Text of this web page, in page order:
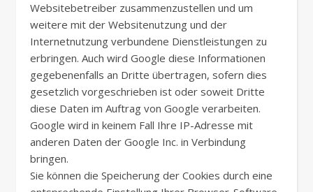
Websitebetreiber zusammenzustellen und um
weitere mit der Websitenutzung und der
Internetnutzung verbundene Dienstleistungen zu
erbringen. Auch wird Google diese Informationen
gegebenenfalls an Dritte übertragen, sofern dies
gesetzlich vorgeschrieben ist oder soweit Dritte
diese Daten im Auftrag von Google verarbeiten.
Google wird in keinem Fall Ihre IP-Adresse mit
anderen Daten der Google Inc. in Verbindung
bringen.
Sie können die Speicherung der Cookies durch eine